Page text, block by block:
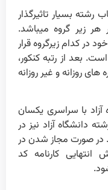
رشته بسیار تاثیرگذار
زیر گروه میباشد.
در کدام زیرگروه قرار
بعد از رتبه کنکور،
روزانه و غیر روزانه
آزاد با سراسری یکسان
دانشگاه آزاد نیز در
در صورت مجاز شدن در
انتهایی کارنامه کد